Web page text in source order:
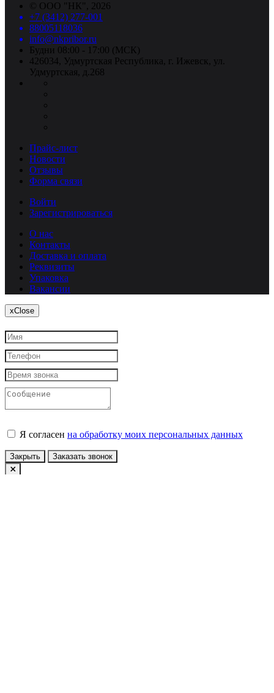
© ООО "НК", 2026
+7 (3412) 277-001
88005118036
info@nkpribor.ru
Будни 08:00 - 17:00 (МСК)
426034, Удмуртская Республика, г. Ижевск, ул.
Удмуртская, д.268
Прайс-лист
Новости
Отзывы
Форма связи
Войти
Зарегистрироваться
О нас
Контакты
Доставка и оплата
Реквизиты
Упаковка
Вакансии
xClose
Я согласен на обработку моих персональных данных
Закрыть Заказать звонок